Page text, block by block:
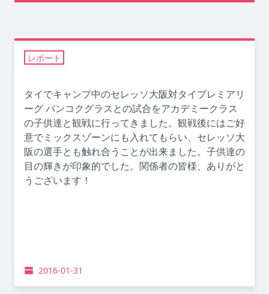
レポート
タイでキャンプ中のセレッソ大阪対タイプレミアリ
ーグ バンコクグラスとの試合をアカデミークラス
の子供達と観戦に行ってきました。観戦後にはご好
意でミックスゾーンにも入れてもらい、セレッソ大
阪の選手とも触れ合うことが出来ました。子供達の
目の輝きが印象的でした。関係者の皆様、ありがと
うございます！
2016-01-31